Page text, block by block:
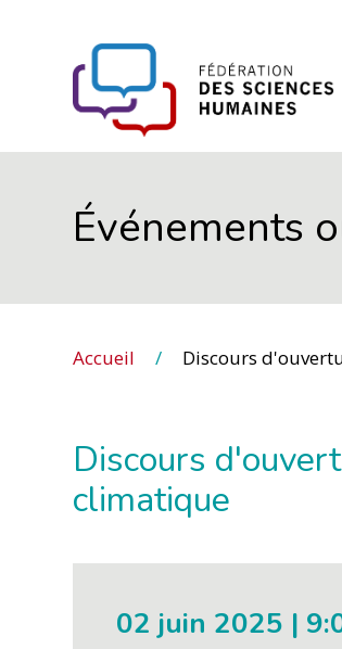
FHSS
Événements
Accueil Discours d'ouverture de Prof. Patricia E. Perkins :
Discours
climatique
02 juin 2025 |